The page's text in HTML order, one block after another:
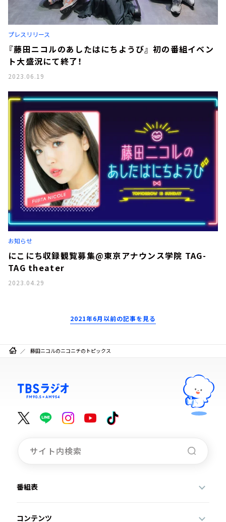
プレスリリース
『藤田ニコルのあしたはにちようび』 初の番組イベン
ト大盛況にて終了！
2023.06.19
お知らせ
にこにち収録観覧募集@東京アナウンス学院 TAG-
TAG theater
2023.04.29
2021年6月以前の記事を見る
藤田ニコルのニコニチのトピックス
番組表
コンテンツ